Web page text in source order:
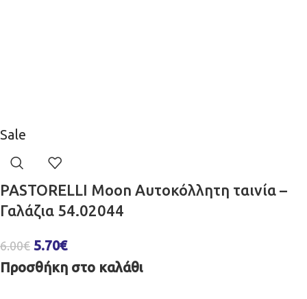
Sale
PASTORELLI Moon Aυτοκόλλητη ταινία –
Γαλάζια 54.02044
6.00€ 5.70€
Προσθήκη στο καλάθι